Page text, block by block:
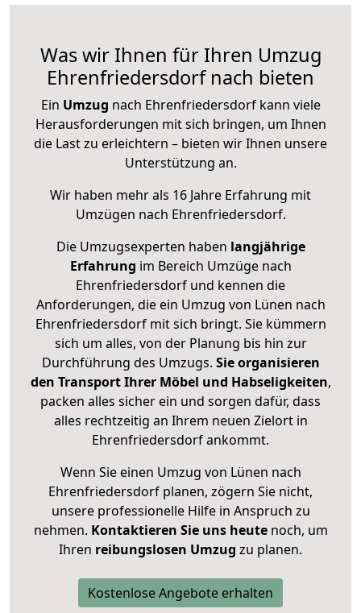
Was wir Ihnen für Ihren Umzug
Ehrenfriedersdorf nach bieten
Ein Umzug nach Ehrenfriedersdorf kann viele
Herausforderungen mit sich bringen, um Ihnen
die Last zu erleichtern – bieten wir Ihnen unsere
Unterstützung an.
Wir haben mehr als 16 Jahre Erfahrung mit
Umzügen nach Ehrenfriedersdorf.
Die Umzugsexperten haben langjährige
Erfahrung im Bereich Umzüge nach
Ehrenfriedersdorf und kennen die
Anforderungen, die ein Umzug von Lünen nach
Ehrenfriedersdorf mit sich bringt. Sie kümmern
sich um alles, von der Planung bis hin zur
Durchführung des Umzugs. Sie organisieren
den Transport Ihrer Möbel und Habseligkeiten,
packen alles sicher ein und sorgen dafür, dass
alles rechtzeitig an Ihrem neuen Zielort in
Ehrenfriedersdorf ankommt.
Wenn Sie einen Umzug von Lünen nach
Ehrenfriedersdorf planen, zögern Sie nicht,
unsere professionelle Hilfe in Anspruch zu
nehmen. Kontaktieren Sie uns heutenoch, um
Ihren reibungslosen Umzug zu planen.
Kostenlose Angebote erhalten